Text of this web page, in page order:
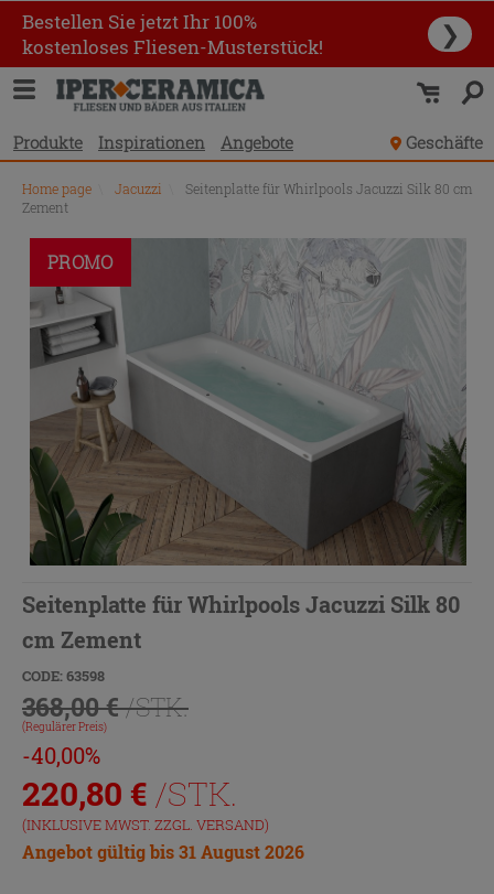
Bestellen Sie jetzt Ihr 100%
kostenloses Fliesen-Musterstück!
❯
Produkte Inspirationen Angebote Geschäfte
Home page Jacuzzi
Seitenplatte für Whirlpools Jacuzzi Silk 80 cm
Zement
PROMO
Seitenplatte für Whirlpools Jacuzzi Silk 80
cm Zement
CODE: 63598
368,00 €/STK.
(Regulärer Preis)
-40,00%
220,80 € /STK.
(INKLUSIVE MWST. ZZGL. VERSAND)
Angebot gültig bis 31 August 2026